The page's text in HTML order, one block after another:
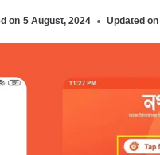
on 5 August, 2024 Updated on